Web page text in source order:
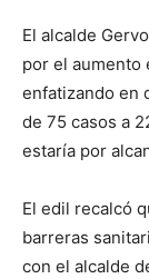
El alcalde
por el aumento
enfatizando en
de 75 casos a
estaría por
El edil recalcó
barreras
con el alcalde